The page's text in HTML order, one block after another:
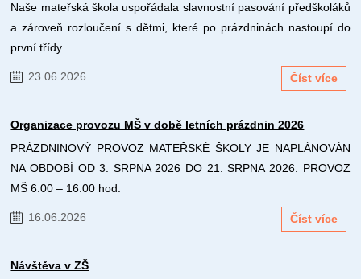
Naše mateřská škola uspořádala slavnostní pasování předškoláků
a zároveň rozloučení s dětmi, které po prázdninách nastoupí do
první třídy.
23.06.2026 Číst více
Organizace provozu MŠ v době letních prázdnin 2026
PRÁZDNINOVÝ PROVOZ MATEŘSKÉ ŠKOLY JE NAPLÁNOVÁN
NA OBDOBÍ OD 3. SRPNA 2026 DO 21. SRPNA 2026. PROVOZ
MŠ 6.00 – 16.00 hod.
16.06.2026 Číst více
Návštěva v ZŠ